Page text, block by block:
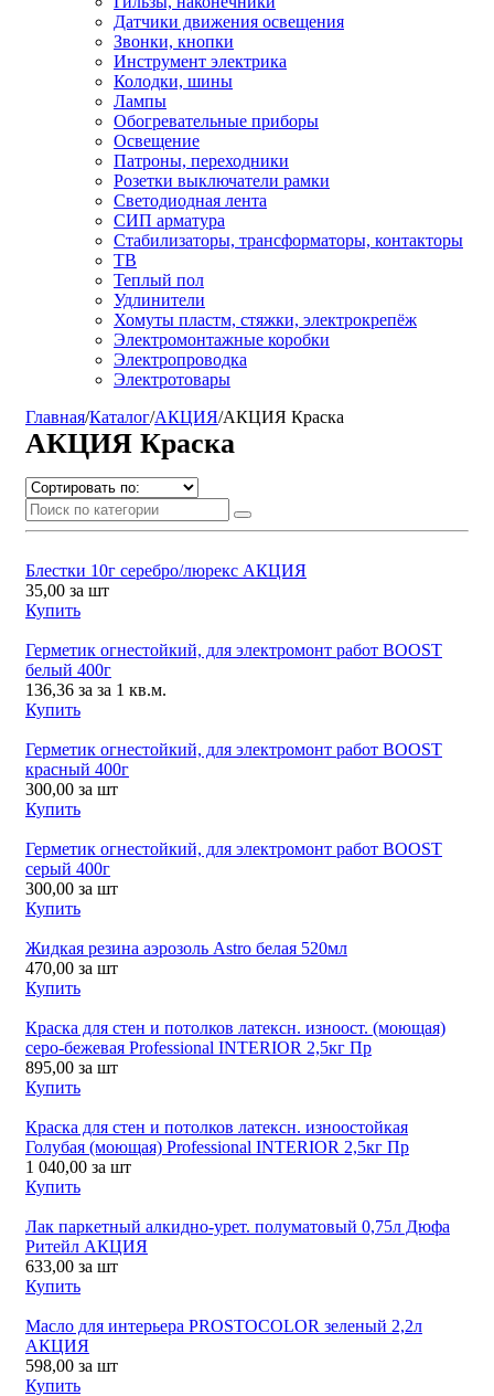
Датчики движения освещения
Звонки, кнопки
Инструмент электрика
Колодки, шины
Лампы
Обогревательные приборы
Освещение
Патроны, переходники
Розетки выключатели рамки
Светодиодная лента
СИП арматура
Стабилизаторы, трансформаторы, контакторы
ТВ
Теплый пол
Удлинители
Хомуты пластм, стяжки, электрокрепёж
Электромонтажные коробки
Электропроводка
Электротовары
Главная/Каталог/АКЦИЯ/АКЦИЯ Краска
АКЦИЯ Краска
Блестки 10г серебро/люрекс АКЦИЯ
35,00 за шт
Купить
Герметик огнестойкий, для электромонт работ BOOST
белый 400г
136,36 за за 1 кв.м.
Купить
Герметик огнестойкий, для электромонт работ BOOST
красный 400г
300,00 за шт
Купить
Герметик огнестойкий, для электромонт работ BOOST
серый 400г
300,00 за шт
Купить
Жидкая резина аэрозоль Astro белая 520мл
470,00 за шт
Купить
Краска для стен и потолков латексн. изноост. (моющая)
серо-бежевая Professional INTERIOR 2,5кг Пр
895,00 за шт
Купить
Краска для стен и потолков латексн. изноостойкая
Голубая (моющая) Professional INTERIOR 2,5кг Пр
1 040,00 за шт
Купить
Лак паркетный алкидно-урет. полуматовый 0,75л Дюфа
Ритейл АКЦИЯ
633,00 за шт
Купить
Масло для интерьера PROSTOCOLOR зеленый 2,2л
АКЦИЯ
598,00 за шт
Купить